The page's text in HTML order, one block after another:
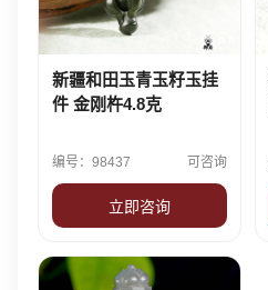
新疆和田玉青玉籽玉挂
件 金刚杵4.8克
编号：98437 可咨询
立即咨询